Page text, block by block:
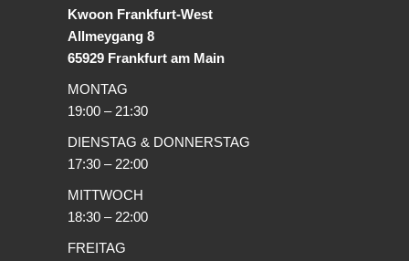
Kwoon Frankfurt-West
Allmeygang 8
65929 Frankfurt am Main
MONTAG
19:00 – 21:30
DIENSTAG & DONNERSTAG
17:30 – 22:00
MITTWOCH
18:30 – 22:00
FREITAG